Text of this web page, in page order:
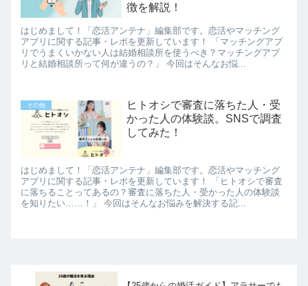
徴を解説！
はじめまして！「恋活アンテナ」編集部です。恋活やマッチング
アプリに関する記事・レポを更新しています！ 「マッチングアプ
リでうまくいかない人は結婚相談所を使うべき？マッチングアプ
リと結婚相談所って何が違うの？」 今回はそんなお悩...
その他
ヒトオシで審査に落ちた人・受
かった人の体験談。SNSで調査
してみた！
はじめまして！「恋活アンテナ」編集部です。恋活やマッチング
アプリに関する記事・レポを更新しています！ 「ヒトオシで審査
に落ちることってあるの？審査に落ちた人・受かった人の体験談
を知りたい……！」 今回はそんなお悩みを解決する記...